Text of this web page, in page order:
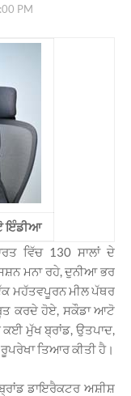
PM
ਇੰਡੀਆ
ਵਿੱਚ 130 ਸਾਲਾਂ ਦੇ
ਮਨਾ ਰਹੇ, ਦੁਨੀਆ ਭਰ
ਮਹੱਤਵਪੂਰਨ ਮੀਲ ਪੱਥਰ
ਕਰਦੇ ਹੋਏ, ਸਕੌਡਾ ਆਟੋ
ਕਈ ਮੁੱਖ ਬ੍ਰਾਂਡ, ਉਤਪਾਦ,
ਤਿਆਰ ਕੀਤੀ ਹੈ।
ਡਾਇਰੈਕਟਰ ਅਸ਼ੀਸ਼